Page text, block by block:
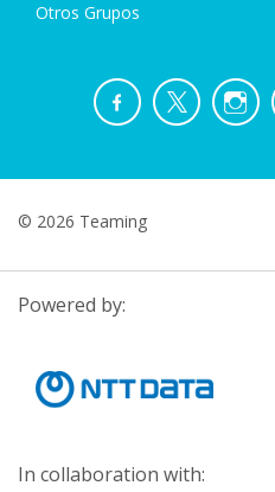
Otros Grupos
© 2026 Teaming
Powered by:
In collaboration with: